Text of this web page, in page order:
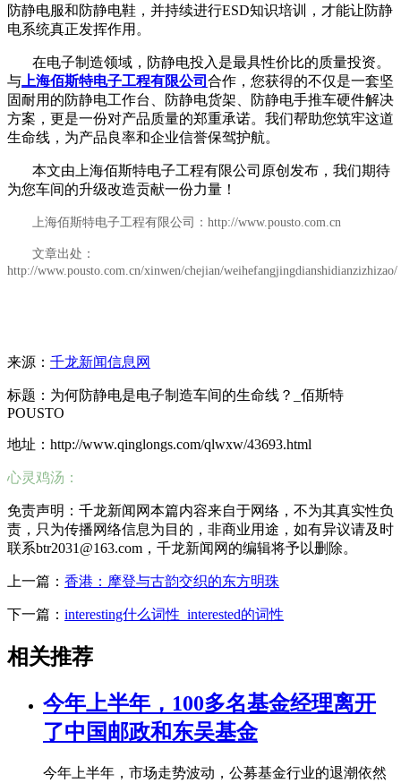
防静电服和防静电鞋，并持续进行ESD知识培训，才能让防静
电系统真正发挥作用。
在电子制造领域，防静电投入是最具性价比的质量投资。
与 上海佰斯特电子工程有限公司 合作，您获得的不仅是一套坚
固耐用的防静电工作台、防静电货架、防静电手推车硬件解决
方案，更是一份对产品质量的郑重承诺。我们帮助您筑牢这道
生命线，为产品良率和企业信誉保驾护航。
本文由上海佰斯特电子工程有限公司原创发布，我们期待
为您车间的升级改造贡献一份力量！
上海佰斯特电子工程有限公司：http://www.pousto.com.cn
文章出处：
http://www.pousto.com.cn/xinwen/chejian/weihefangjingdianshidianzizhizao/
来源： 千龙新闻信息网
标题：为何防静电是电子制造车间的生命线？_佰斯特
POUSTO
地址：http://www.qinglongs.com/qlwxw/43693.html
心灵鸡汤：
免责声明：千龙新闻网本篇内容来自于网络，不为其真实性负
责，只为传播网络信息为目的，非商业用途，如有异议请及时
联系btr2031@163.com，千龙新闻网的编辑将予以删除。
上一篇： 香港：摩登与古韵交织的东方明珠
下一篇： interesting什么词性_interested的词性
相关推荐
今年上半年，100多名基金经理离开
了中国邮政和东吴基金
今年上半年，市场走势波动，公募基金行业的退潮依然